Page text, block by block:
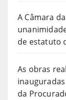
A Câmara
de estatuto
As obras
da